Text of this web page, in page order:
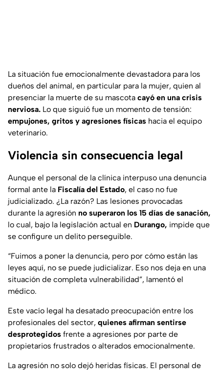
La situación fue emocionalmente devastadora para los
dueños del animal, en particular para la mujer, quien al
presenciar la muerte de su mascota cayó en una crisis
nerviosa. Lo que siguió fue un momento de tensión:
empujones, gritos y agresiones físicas hacia el equipo
veterinario.
Violencia sin consecuencia legal
Aunque el personal de la clínica interpuso una denuncia
formal ante la Fiscalía del Estado, el caso no fue
judicializado. ¿La razón? Las lesiones provocadas
durante la agresión no superaron los 15 días de sanación,
lo cual, bajo la legislación actual en Durango, impide que
se configure un delito perseguible.
“Fuimos a poner la denuncia, pero por cómo están las
leyes aquí, no se puede judicializar. Eso nos deja en una
situación de completa vulnerabilidad”, lamentó el
médico.
Este vacío legal ha desatado preocupación entre los
profesionales del sector, quienes afirman sentirse
desprotegidos frente a agresiones por parte de
propietarios frustrados o alterados emocionalmente.
La agresión no solo dejó heridas físicas. El personal de